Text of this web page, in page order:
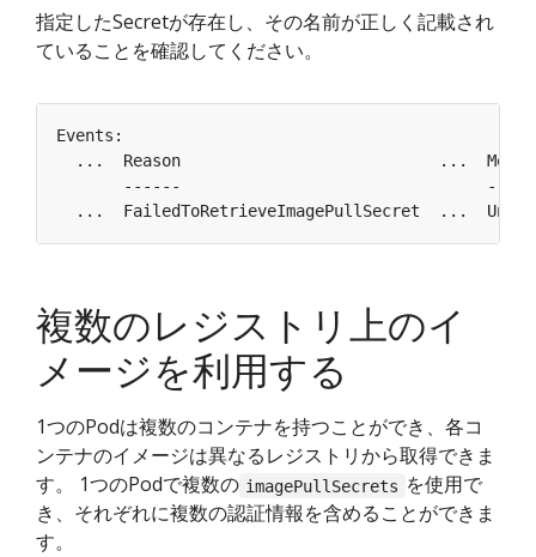
指定したSecretが存在し、その名前が正しく記載され
ていることを確認してください。
...  FailedToRetrieveImagePullSecret  ...
複数のレジストリ上のイ
メージを利用する
1つのPodは複数のコンテナを持つことができ、各コ
ンテナのイメージは異なるレジストリから取得できま
す。 1つのPodで複数の imagePullSecrets を使用で
き、それぞれに複数の認証情報を含めることができま
す。